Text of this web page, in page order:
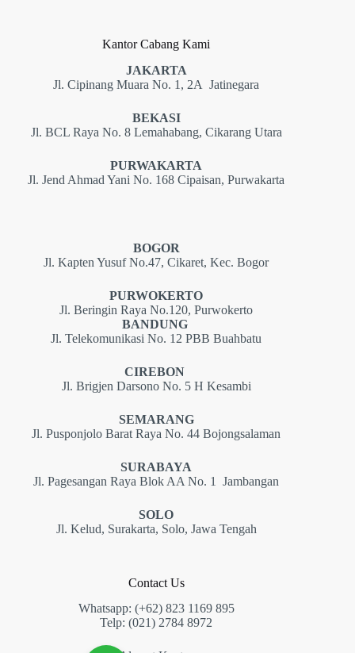
Kantor Cabang Kami
JAKARTA
Jl. Cipinang Muara No. 1, 2A Jatinegara
BEKASI
Jl. BCL Raya No. 8 Lemahabang, Cikarang Utara
PURWAKARTA
Jl. Jend Ahmad Yani No. 168 Cipaisan, Purwakarta
BOGOR
Jl. Kapten Yusuf No.47, Cikaret, Kec. Bogor
PURWOKERTO
Jl. Beringin Raya No.120, Purwokerto
BANDUNG
Jl. Telekomunikasi No. 12 PBB Buahbatu
CIREBON
Jl. Brigjen Darsono No. 5 H Kesambi
SEMARANG
Jl. Pusponjolo Barat Raya No. 44 Bojongsalaman
SURABAYA
Jl. Pagesangan Raya Blok AA No. 1 Jambangan
SOLO
Jl. Kelud, Surakarta, Solo, Jawa Tengah
Contact Us
Whatsapp: (+62) 823 1169 895
Telp: (021) 2784 8972